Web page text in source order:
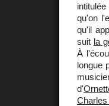
intitulée
qu'on
qu'il
suit la
À
longue
d'